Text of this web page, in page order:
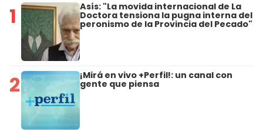
1 Asís: "La movida internacional de La
Doctora tensiona la pugna interna del
peronismo de la Provincia del Pecado"
2 ¡Mirá en vivo +Perfil!: un canal con
gente que piensa